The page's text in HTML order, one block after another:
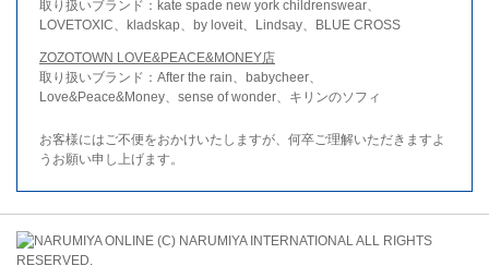
取り扱いブランド：kate spade new york childrenswear、
LOVETOXIC、kladskap、by loveit、Lindsay、BLUE CROSS
ZOZOTOWN LOVE&PEACE&MONEY店
取り扱いブランド：After the rain、babycheer、
Love&Peace&Money、sense of wonder、キリンのソフィ
お客様にはご不便をおかけいたしますが、何卒ご理解いただきますよ
うお願い申し上げます。